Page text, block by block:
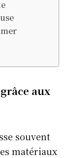
aux
souvent
matériaux